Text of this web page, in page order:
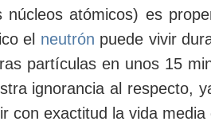
núcleos atómicos) es
el neutrón puede vivir
partículas en unos 15
ignorancia al respecto,
con exactitud la vida